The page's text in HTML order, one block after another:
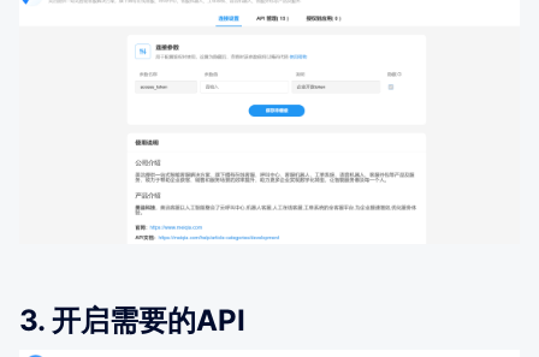
3. 开启需要的API